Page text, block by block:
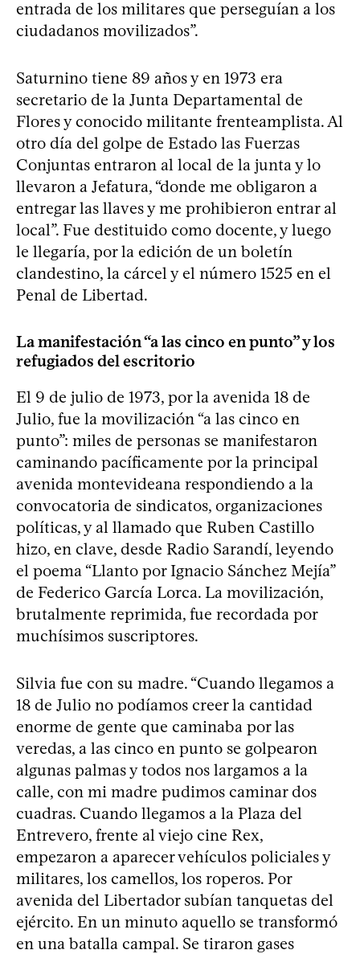
entrada de los militares que perseguían a los
ciudadanos movilizados”.
Saturnino tiene 89 años y en 1973 era
secretario de la Junta Departamental de
Flores y conocido militante frenteamplista. Al
otro día del golpe de Estado las Fuerzas
Conjuntas entraron al local de la junta y lo
llevaron a Jefatura, “donde me obligaron a
entregar las llaves y me prohibieron entrar al
local”. Fue destituido como docente, y luego
le llegaría, por la edición de un boletín
clandestino, la cárcel y el número 1525 en el
Penal de Libertad.
La manifestación “a las cinco en punto” y los
refugiados del escritorio
El 9 de julio de 1973, por la avenida 18 de
Julio, fue la movilización “a las cinco en
punto”: miles de personas se manifestaron
caminando pacíficamente por la principal
avenida montevideana respondiendo a la
convocatoria de sindicatos, organizaciones
políticas, y al llamado que Ruben Castillo
hizo, en clave, desde Radio Sarandí, leyendo
el poema “Llanto por Ignacio Sánchez Mejía”
de Federico García Lorca. La movilización,
brutalmente reprimida, fue recordada por
muchísimos suscriptores.
Silvia fue con su madre. “Cuando llegamos a
18 de Julio no podíamos creer la cantidad
enorme de gente que caminaba por las
veredas, a las cinco en punto se golpearon
algunas palmas y todos nos largamos a la
calle, con mi madre pudimos caminar dos
cuadras. Cuando llegamos a la Plaza del
Entrevero, frente al viejo cine Rex,
empezaron a aparecer vehículos policiales y
militares, los camellos, los roperos. Por
avenida del Libertador subían tanquetas del
ejército. En un minuto aquello se transformó
en una batalla campal. Se tiraron gases